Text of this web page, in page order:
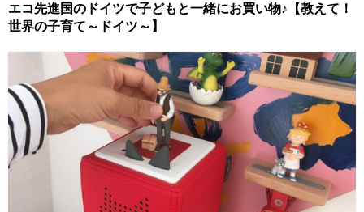
エコ先進国のドイツで子どもと一緒にお買い物♪【教えて！
世界の子育て～ドイツ～】